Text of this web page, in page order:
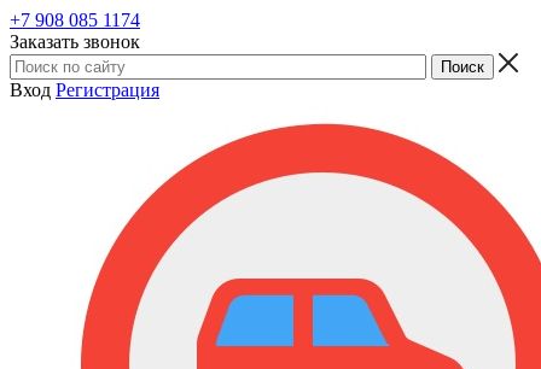
+7 908 085 1174
Заказать звонок
Вход Регистрация